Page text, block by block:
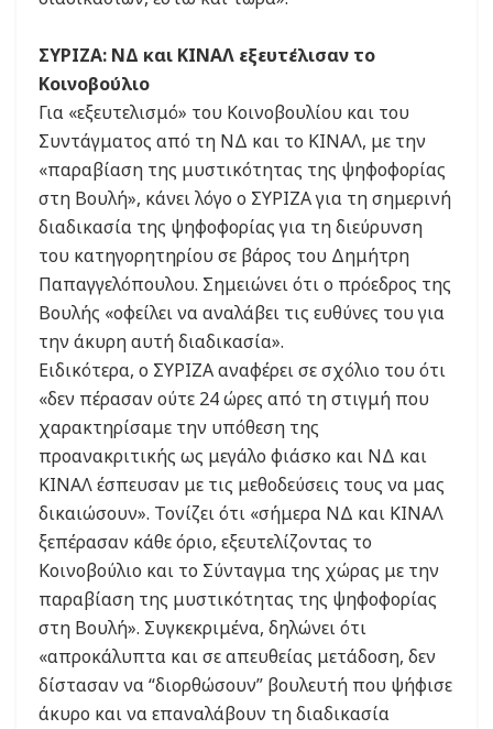
ΣΥΡΙΖΑ: ΝΔ και ΚΙΝΑΛ εξευτέλισαν το
Κοινοβούλιο
Για «εξευτελισμό» του Κοινοβουλίου και του
Συντάγματος από τη ΝΔ και το ΚΙΝΑΛ, με την
«παραβίαση της μυστικότητας της ψηφοφορίας
στη Βουλή», κάνει λόγο ο ΣΥΡΙΖΑ για τη σημερινή
διαδικασία της ψηφοφορίας για τη διεύρυνση
του κατηγορητηρίου σε βάρος του Δημήτρη
Παπαγγελόπουλου. Σημειώνει ότι ο πρόεδρος της
Βουλής «οφείλει να αναλάβει τις ευθύνες του για
την άκυρη αυτή διαδικασία».
Ειδικότερα, ο ΣΥΡΙΖΑ αναφέρει σε σχόλιο του ότι
«δεν πέρασαν ούτε 24 ώρες από τη στιγμή που
χαρακτηρίσαμε την υπόθεση της
προανακριτικής ως μεγάλο φιάσκο και ΝΔ και
ΚΙΝΑΛ έσπευσαν με τις μεθοδεύσεις τους να μας
δικαιώσουν». Τονίζει ότι «σήμερα ΝΔ και ΚΙΝΑΛ
ξεπέρασαν κάθε όριο, εξευτελίζοντας το
Κοινοβούλιο και το Σύνταγμα της χώρας με την
παραβίαση της μυστικότητας της ψηφοφορίας
στη Βουλή». Συγκεκριμένα, δηλώνει ότι
«απροκάλυπτα και σε απευθείας μετάδοση, δεν
δίστασαν να “διορθώσουν” βουλευτή που ψήφισε
άκυρο και να επαναλάβουν τη διαδικασία